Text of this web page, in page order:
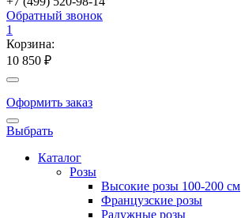
Обратный звонок
1
Корзина:
10 850 ₽
Оформить заказ
Выбрать
Каталог
Розы
Высокие розы 100-200 см
Французские розы
Радужные розы